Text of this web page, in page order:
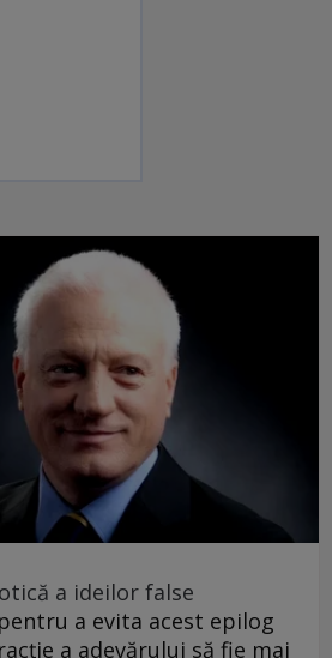
a ideilor false
a evita acest epilog
a adevărului să fie mai